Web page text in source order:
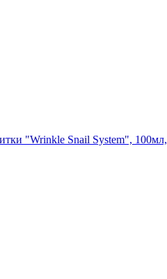
"Wrinkle Snail System",